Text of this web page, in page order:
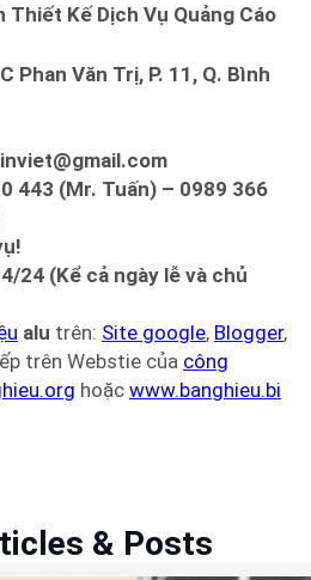
Thiết Kế Dịch Vụ Quảng Cáo
Phan Văn Trị, P. 11, Q. Bình
443 (Mr. Tuấn) – 0989 366
24 (Kể cả ngày lễ và chủ
alu trên: Site google, Blogger,
trên Webstie của công
hoặc www.banghieu.bi
& Posts